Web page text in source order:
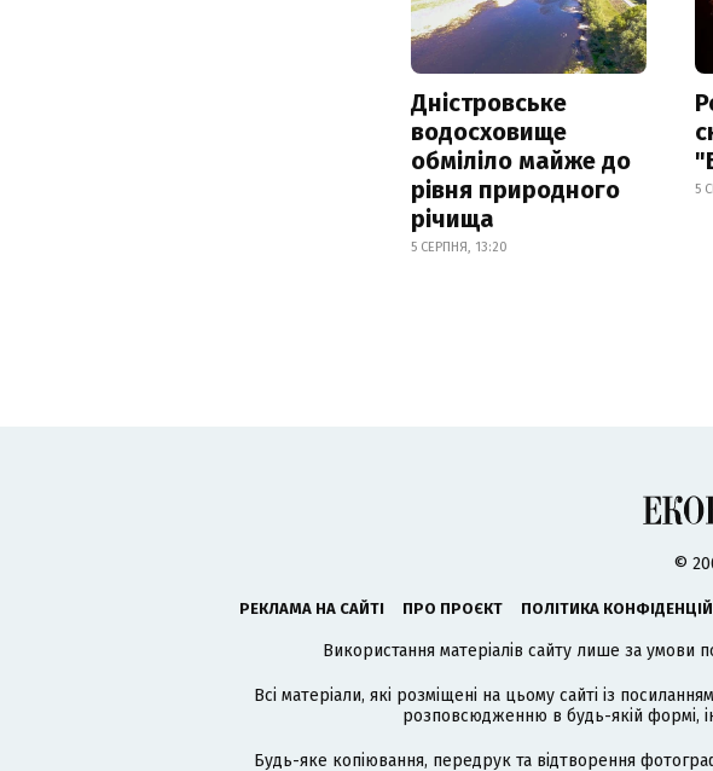
Дністровське
водосховище
обміліло майже до
рівня природного
річища
5 СЕРПНЯ, 13:20
5
©
РЕКЛАМА НА САЙТІ ПРО ПРОЄКТ ПОЛІТИКА
Використання матеріалів сайту лише за умови
Всі матеріали, які розміщені на цьому сайті із
розповсюдженню в будь-якій формі,
Будь-яке копіювання, передрук та відтворення